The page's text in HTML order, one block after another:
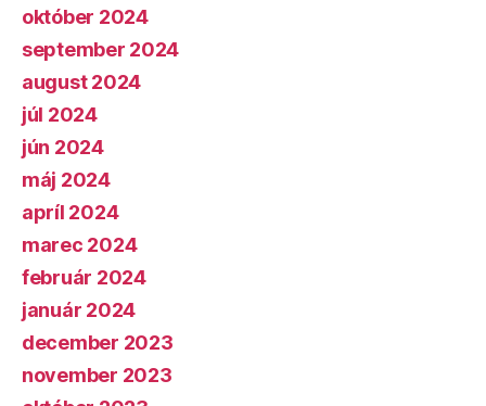
október 2024
september 2024
august 2024
júl 2024
jún 2024
máj 2024
apríl 2024
marec 2024
február 2024
január 2024
december 2023
november 2023